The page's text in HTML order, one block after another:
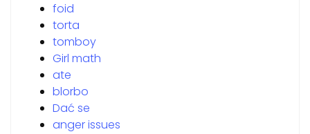
foid
torta
tomboy
Girl math
ate
blorbo
Dać se
anger issues